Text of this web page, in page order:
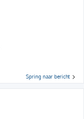
Spring naar bericht